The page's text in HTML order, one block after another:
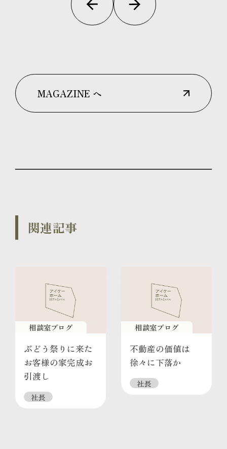
MAGAZINE へ
関連記事
相談室ブログ
ぶどう祭りに来た
お客様の家完成お
引渡し
社長
相談室ブログ
不動産の価値は
徐々に下落か
社長